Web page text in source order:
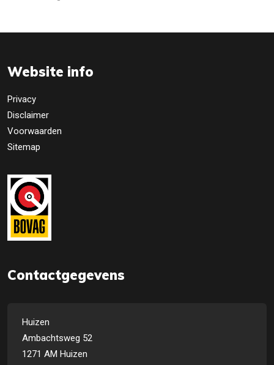
Website info
Privacy
Disclaimer
Voorwaarden
Sitemap
Contactgegevens
Huizen
Ambachtsweg 52
1271 AM Huizen